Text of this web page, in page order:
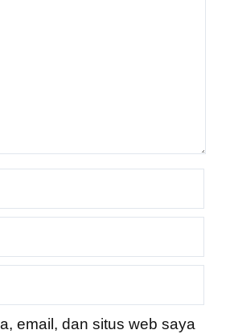
email, dan situs web saya